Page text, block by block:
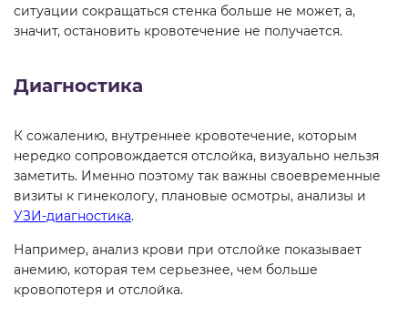
ситуации сокращаться стенка больше не может, а,
значит, остановить кровотечение не получается.
Диагностика
К сожалению, внутреннее кровотечение, которым
нередко сопровождается отслойка, визуально нельзя
заметить. Именно поэтому так важны своевременные
визиты к гинекологу, плановые осмотры, анализы и
УЗИ-диагностика.
Например, анализ крови при отслойке показывает
анемию, которая тем серьезнее, чем больше
кровопотеря и отслойка.